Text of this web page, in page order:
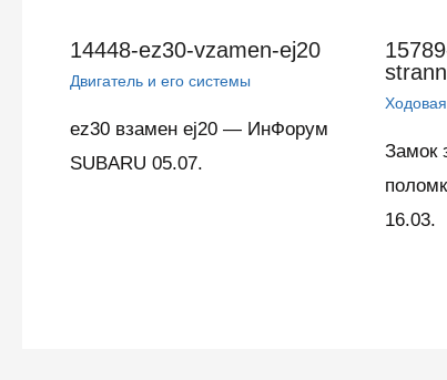
14448-ez30-vzamen-ej20
Двигатель и его системы
ez30 взамен ej20 — ИнФорум
SUBARU 05.07.
Замок
16.03.